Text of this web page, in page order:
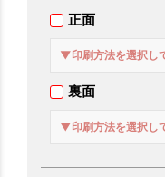
正面
▼印刷方法を選択し
裏面
▼印刷方法を選択し